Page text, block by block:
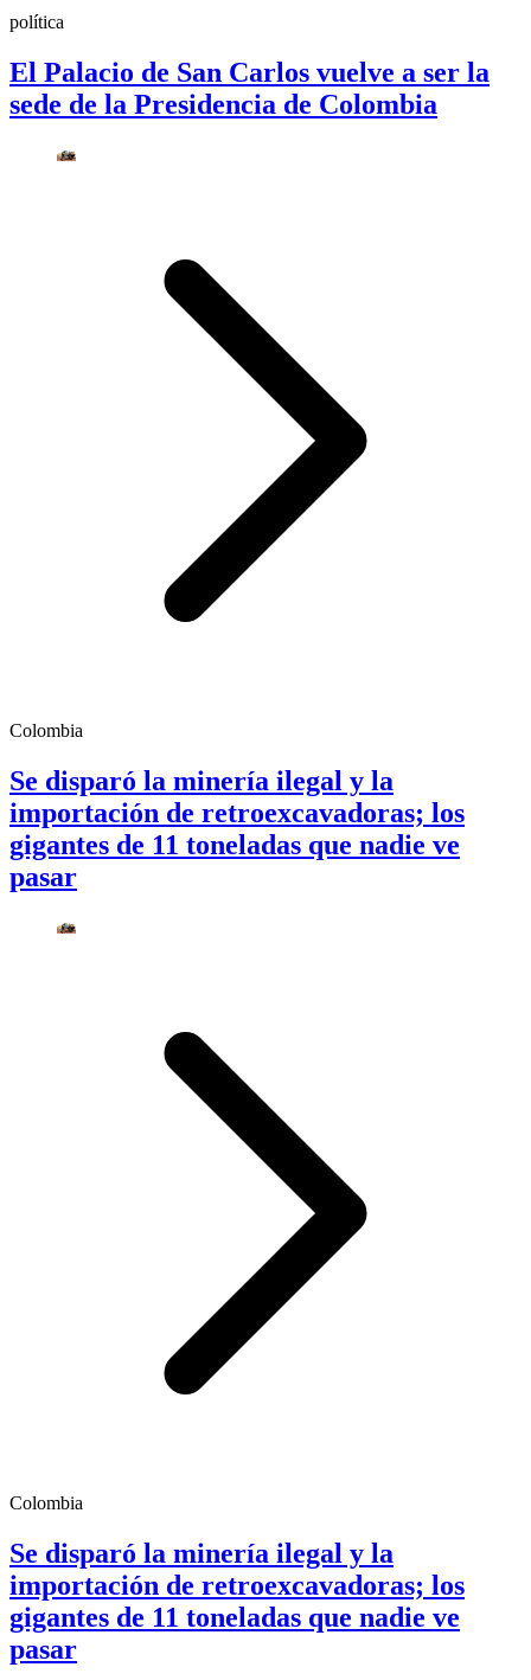
política
El Palacio de San Carlos vuelve a ser la
sede de la Presidencia de Colombia
Colombia
Se disparó la minería ilegal y la
importación de retroexcavadoras; los
gigantes de 11 toneladas que nadie ve
pasar
Colombia
Se disparó la minería ilegal y la
importación de retroexcavadoras; los
gigantes de 11 toneladas que nadie ve
pasar